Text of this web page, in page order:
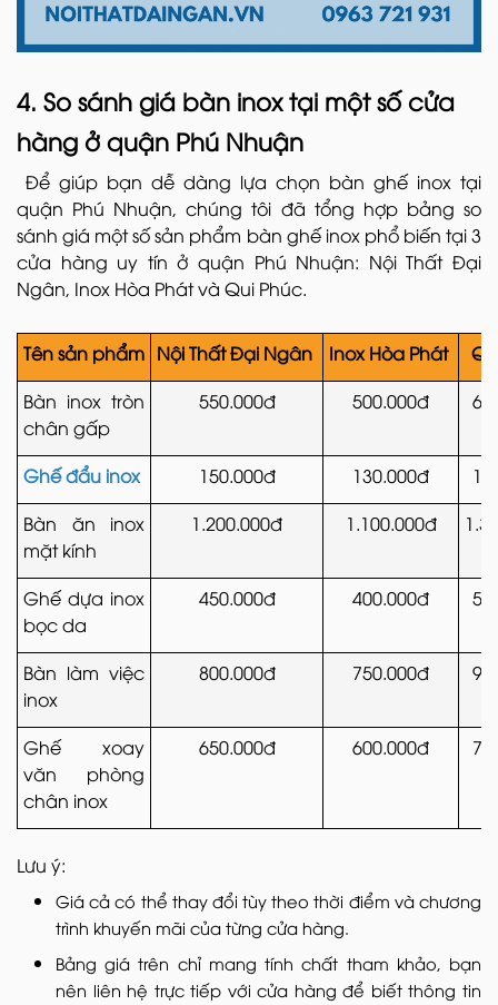
4. So sánh giá bàn inox tại một số cửa
hàng ở quận Phú Nhuận
Để giúp bạn dễ dàng lựa chọn bàn ghế inox tại
quận Phú Nhuận, chúng tôi đã tổng hợp bảng so
sánh giá một số sản phẩm bàn ghế inox phổ biến tại 3
cửa hàng uy tín ở quận Phú Nhuận: Nội Thất Đại
Ngân, Inox Hòa Phát và Qui Phúc.
Tên sản phẩm Nội Thất Đại Ngân Inox Hòa Phát
Bàn inox tròn
chân gấp
550.000đ 500.000đ
Ghế đẩu inox 150.000đ 130.000đ
Bàn ăn inox
mặt kính
1.200.000đ 1.100.000đ
Ghế dựa inox
bọc da
450.000đ 400.000đ
Bàn làm việc
inox
800.000đ 750.000đ
Ghế xoay
văn phòng
chân inox
650.000đ 600.000đ
Lưu ý:
Giá cả có thể thay đổi tùy theo thời điểm và chương
trình khuyến mãi của từng cửa hàng.
Bảng giá trên chỉ mang tính chất tham khảo, bạn
nên liên hệ trực tiếp với cửa hàng để biết thông tin